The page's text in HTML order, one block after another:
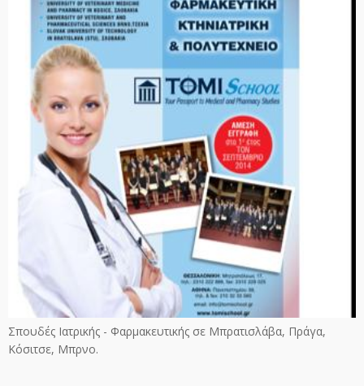
Σπουδές Ιατρικής - Φαρμακευτικής σε Μπρατισλάβα, Πράγα,
Κόσιτσε, Μπρνο.